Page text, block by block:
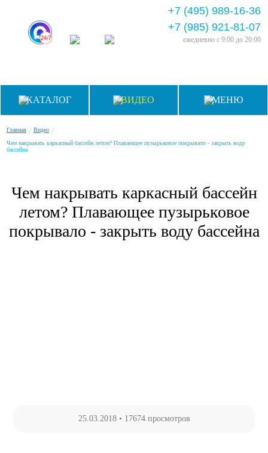
+7 (495) 989-16-36
+7 (985) 921-81-07
ежедневно с 9:00 до 20:00
КАТАЛОГ ВИДЕО МЕНЮ
Главная / Видео /
Чем накрывать каркасный бассейн летом? Плавающее пузырьковое покрывало - закрыть воду
бассейна
Чем накрывать каркасный бассейн
летом? Плавающее пузырьковое
покрывало - закрыть воду бассейна
25.03.2018 • 17674 просмотров